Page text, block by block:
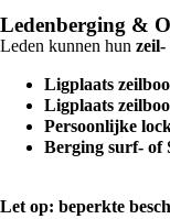
Ledenberging &
Leden kunnen hun
Ligplaats
Ligplaats
Persoonlijke
Berging surf- of
Let op: beperkte